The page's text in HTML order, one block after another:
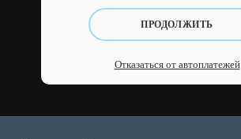
ПРОДОЛЖИТЬ
Отказаться от автоплатежей